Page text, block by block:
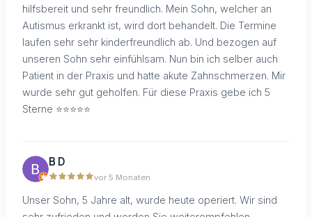
hilfsbereit und sehr freundlich. Mein Sohn, welcher an
Autismus erkrankt ist, wird dort behandelt. Die Termine
laufen sehr sehr kinderfreundlich ab. Und bezogen auf
unseren Sohn sehr einfühlsam. Nun bin ich selber auch
Patient in der Praxis und hatte akute Zahnschmerzen. Mir
wurde sehr gut geholfen. Für diese Praxis gebe ich 5
Sterne ⭐️⭐️⭐️⭐️⭐️
B D
vor 5 Monaten
Unser Sohn, 5 Jahre alt, wurde heute operiert. Wir sind